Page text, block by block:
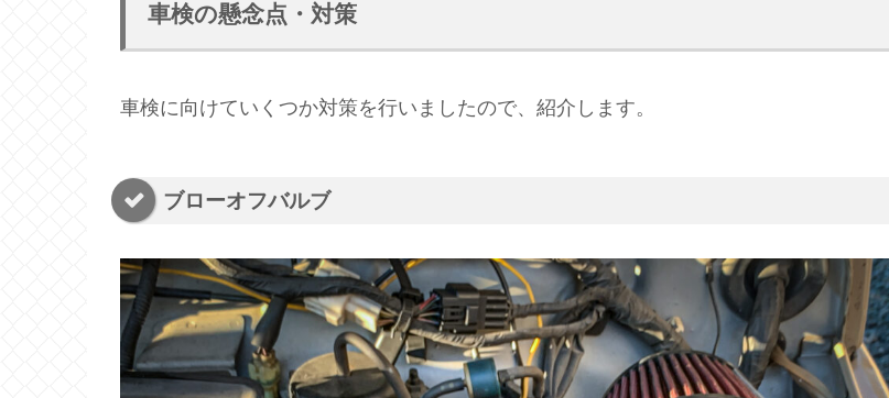
車検の懸念点・対策
車検に向けていくつか対策を行いましたので、紹介します。
ブローオフバルブ